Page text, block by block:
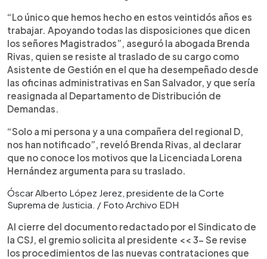
“Lo único que hemos hecho en estos veintidós años es
trabajar. Apoyando todas las disposiciones que dicen
los señores Magistrados”, aseguró la abogada Brenda
Rivas, quien se resiste al traslado de su cargo como
Asistente de Gestión en el que ha desempeñado desde
las oficinas administrativas en San Salvador, y que sería
reasignada al Departamento de Distribución de
Demandas.
“Solo a mi persona y a una compañera del regional D,
nos han notificado”, reveló Brenda Rivas, al declarar
que no conoce los motivos que la Licenciada Lorena
Hernández argumenta para su traslado.
Óscar Alberto López Jerez, presidente de la Corte
Suprema de Justicia. / Foto Archivo EDH
Al cierre del documento redactado por el Sindicato de
la CSJ, el gremio solicita al presidente << 3- Se revise
los procedimientos de las nuevas contrataciones que